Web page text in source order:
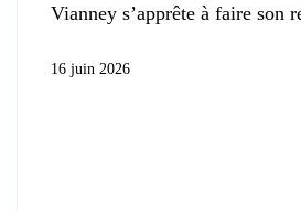
Vianney s’apprête à faire son
16 juin 2026